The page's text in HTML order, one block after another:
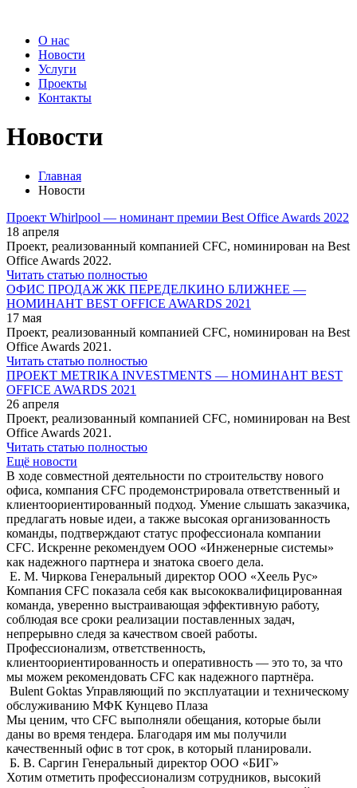
О нас
Новости
Услуги
Проекты
Контакты
Новости
Главная
Новости
Проект Whirlpool — номинант премии Best Office Awards 2022
18 апреля
Проект, реализованный компанией CFC, номинирован на Best
Office Awards 2022.
Читать статью полностью
ОФИС ПРОДАЖ ЖК ПЕРЕДЕЛКИНО БЛИЖНЕЕ —
НОМИНАНТ BEST OFFICE AWARDS 2021
17 мая
Проект, реализованный компанией CFC, номинирован на Best
Office Awards 2021.
Читать статью полностью
ПРОЕКТ METRIKA INVESTMENTS — НОМИНАНТ BEST
OFFICE AWARDS 2021
26 апреля
Проект, реализованный компанией CFC, номинирован на Best
Office Awards 2021.
Читать статью полностью
Ещё новости
В ходе совместной деятельности по строительству нового
офиса, компания CFC продемонстрировала ответственный и
клиентоориентированный подход. Умение слышать заказчика,
предлагать новые идеи, а также высокая организованность
команды, подтверждают статус профессионала компании
CFC. Искренне рекомендуем ООО «Инженерные системы»
как надежного партнера и знатока своего дела.
Е. М. Чиркова Генеральный директор ООО «Хеель Рус»
Компания CFC показала себя как высококвалифицированная
команда, уверенно выстраивающая эффективную работу,
соблюдая все сроки реализации поставленных задач,
непрерывно следя за качеством своей работы.
Профессионализм, ответственность,
клиентоориентированность и оперативность — это то, за что
мы можем рекомендовать CFC как надежного партнёра.
Bulent Goktas Управляющий по эксплуатации и техническому
обслуживанию МФК Кунцево Плаза
Мы ценим, что CFC выполняли обещания, которые были
даны во время тендера. Благодаря им мы получили
качественный офис в тот срок, в который планировали.
Б. В. Саргин Генеральный директор OOO «БИГ»
Хотим отметить профессионализм сотрудников, высокий